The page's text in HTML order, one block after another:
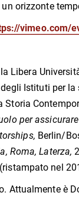
orizzonte
vimeo.com/
Libera
Istituti per la
per
Berlin/
Roma, Laterza,
nel
Attualmente è